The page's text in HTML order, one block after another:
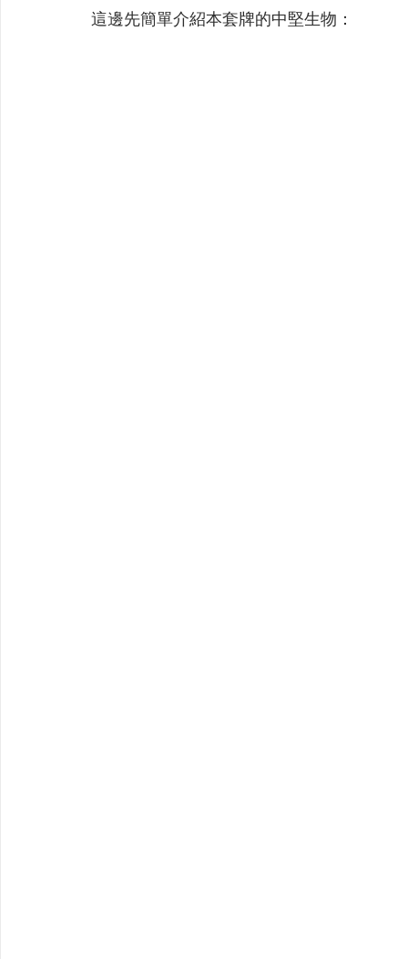
這邊先簡單介紹本套牌的中堅生物：